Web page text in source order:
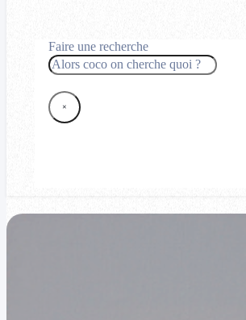
Faire une recherche
Rechercher
×